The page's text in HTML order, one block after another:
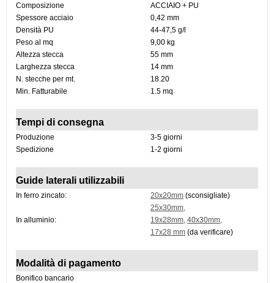
Composizione
ACCIAIO + PU
Spessore acciaio
0,42 mm
Densità PU
44-47,5 g/l
Peso al mq
9,00 kg
Altezza stecca
55 mm
Larghezza stecca
14 mm
N. stecche per mt.
18.20
Min. Fatturabile
1.5 mq
Tempi di consegna
Produzione
3-5 giorni
Spedizione
1-2 giorni
Guide laterali utilizzabili
In ferro zincato: 20x20mm (sconsigliate)
In alluminio:
25x30mm
19x28mm 40x30mm
17x28 mm (da verificare)
Modalità di pagamento
Bonifico bancario